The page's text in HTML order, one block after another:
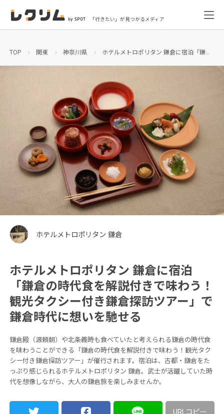
「行きたい」が見つかるメディア
TOP 関東 神奈川県 ホテルメトロポリタン 鎌倉に宿泊「鎌倉の時代食を解説付きで味わう！観光タクシー付き鎌倉探訪ツアー」で鎌倉時代に想いを馳せる
ホテルメトロポリタン 鎌倉
ホテルメトロポリタン 鎌倉に宿泊
「鎌倉の時代食を解説付きで味わう！
観光タクシー付き鎌倉探訪ツアー」で
鎌倉時代に想いを馳せる
鎌倉殿（源頼朝）や北条義時も食べていたと考えられる鎌倉の時代食
を味わうことができる「鎌倉の時代食を解説付きで味わう！観光タク
シー付き鎌倉探訪ツアー」が催行されます。宿泊は、古都・鎌倉をた
っぷり感じられるホテルメトロポリタン 鎌倉。武士が活躍していた時
代を想像しながら、大人の鎌倉旅を楽しみませんか。
URLコピー